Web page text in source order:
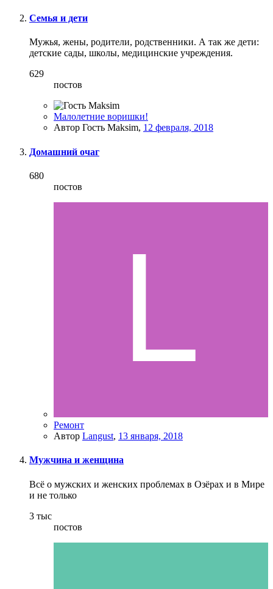
Семья и дети
Мужья, жены, родители, родственники. А так же дети:
детские сады, школы, медицинские учреждения.
629
постов
Малолетние воришки!
Автор Гость Maksim, 12 февраля, 2018
Домашний очаг
680
постов
Ремонт
Автор Langust, 13 января, 2018
Мужчина и женщина
Всё о мужских и женских проблемах в Озёрах и в Мире
и не только
3 тыс
постов